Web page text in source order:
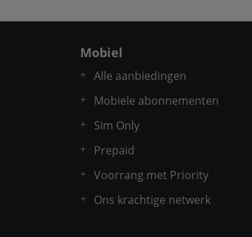
Mobiel
Alle aanbiedingen
Mobiele abonnementen
Sim Only
Prepaid
Voorrang met Priority
Ons krachtige netwerk